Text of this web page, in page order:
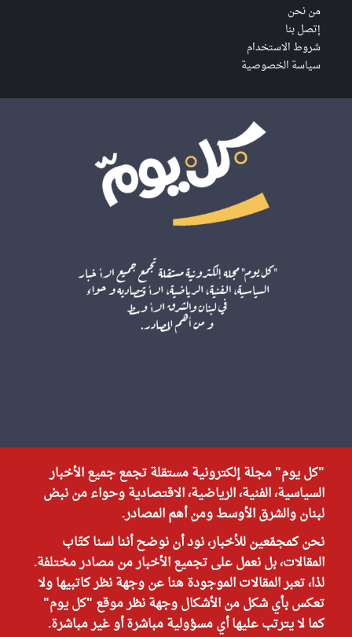
من نحن
إتصل بنا
شروط الاستخدام
سياسة الخصوصية
"كل يوم" مجلة إلكترونية مستقلة تجمع جميع الأخبار
السياسية، الفنية، الرياضية، الاقتصادية وحواء من نبض
لبنان والشرق الأوسط ومن أهم المصادر.
نحن كمجمّعين للأخبار، نود أن نوضح أننا لسنا كتّاب
المقالات، بل نعمل على تجميع الأخبار من مصادر مختلفة.
لذا، تعبر المقالات الموجودة هنا عن وجهة نظر كاتبيها ولا
تعكس بأي شكل من الأشكال وجهة نظر موقع "كل يوم"
كما لا يترتب عليها أي مسؤولية مباشرة أو غير مباشرة.